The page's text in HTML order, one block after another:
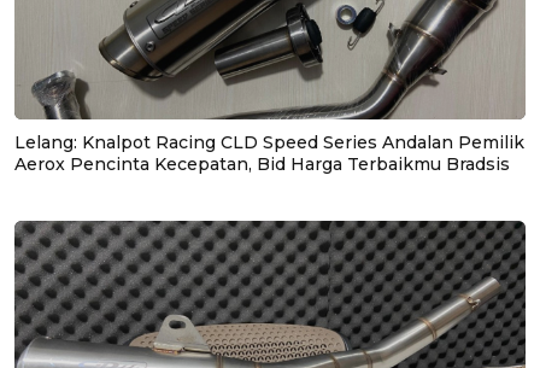
Lelang: Knalpot Racing CLD Speed Series Andalan Pemilik
Aerox Pencinta Kecepatan, Bid Harga Terbaikmu Bradsis